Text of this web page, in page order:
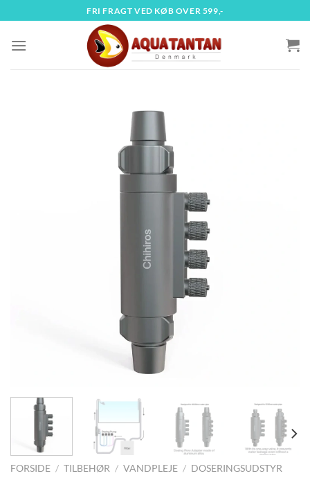
til
indhold
FRI FRAGT VED KØB OVER 599,-
FORSIDE / TILBEHØR / VANDPLEJE / DOSERINGSUDSTYR